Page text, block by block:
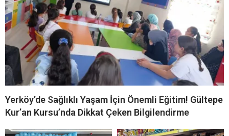
Yerköy’de Sağlıklı Yaşam İçin Önemli Eğitim! Gültepe
Kur’an Kursu’nda Dikkat Çeken Bilgilendirme